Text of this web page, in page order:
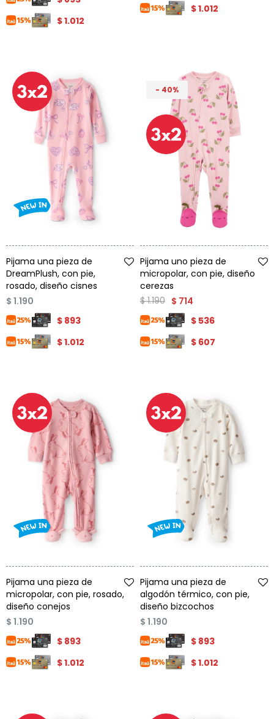
$1.012
$1.012
Pijama una pieza de
DreamPlush, con pie,
rosado, diseño cisnes
$ 1.190
$ 893
$1.012
40
Pijama uno pieza de
micropolar, con pie, diseño
cerezas
$ 714
$ 1.190
$ 536
$ 607
Pijama una pieza de
micropolar, con pie, rosado,
diseño conejos
$ 1.190
$ 893
$1.012
Pijama una pieza de
algodón térmico, con pie,
diseño bizcochos
$ 1.190
$ 893
$1.012